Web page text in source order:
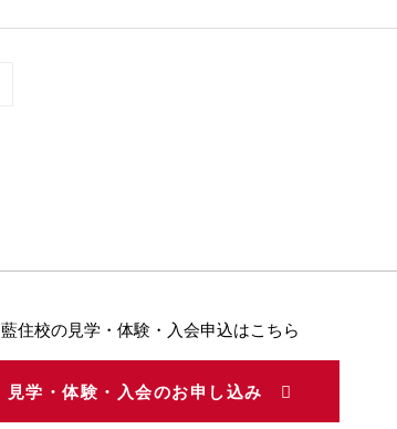
藍住校の見学・体験・入会申込はこちら
見学・体験・入会のお申し込み